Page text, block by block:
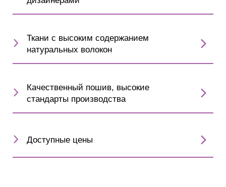
Ткани с высоким содержанием
натуральных волокон
Качественный пошив, высокие
стандарты производства
Доступные цены